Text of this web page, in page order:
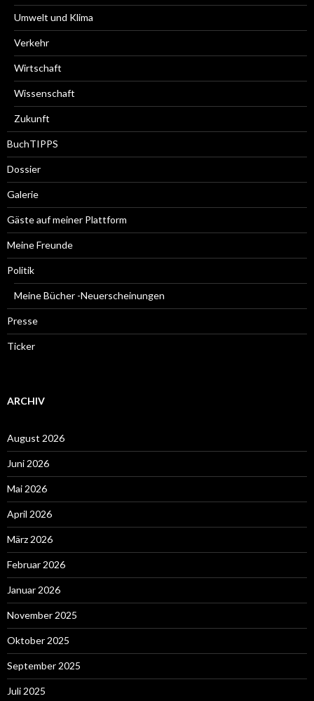
Umwelt und Klima
Verkehr
Wirtschaft
Wissenschaft
Zukunft
BuchTIPPS
Dossier
Galerie
Gäste auf meiner Plattform
Meine Freunde
Politik
Meine Bücher -Neuerscheinungen
Presse
Ticker
ARCHIV
August 2026
Juni 2026
Mai 2026
April 2026
März 2026
Februar 2026
Januar 2026
November 2025
Oktober 2025
September 2025
Juli 2025